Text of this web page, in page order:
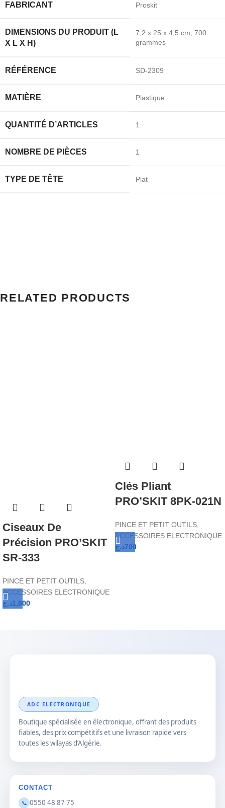
FABRICANT ‎Proskit
DIMENSIONS DU PRODUIT (L
X L X H)
‎7,2 x 25 x 4,5 cm; 700
grammes
RÉFÉRENCE ‎SD-2309
MATIÈRE ‎Plastique
QUANTITÉ D’ARTICLES ‎1
NOMBRE DE PIÈCES ‎1
TYPE DE TÊTE ‎Plat
RELATED PRODUCTS
Ciseaux De
Précision PRO’SKIT
SR-333
PINCE ET PETIT OUTILS,
ACCESSOIRES ELECTRONIQUE
1,800د.ج
Clés Pliant
PRO’SKIT 8PK-021N
PINCE ET PETIT OUTILS
ACCESSOIRES ELECTRONIQUE
700د.ج
ADC ELECTRONIQUE
Boutique spécialisée en électronique, offrant des produits
fiables, des prix compétitifs et une livraison rapide vers
toutes les wilayas d’Algérie.
CONTACT
📞 0550 48 87 75